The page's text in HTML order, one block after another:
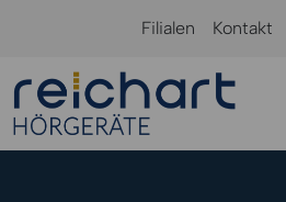
Filialen Kontakt